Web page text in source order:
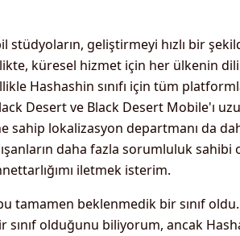
stüdyoların, geliştirmeyi hızlı bir
küresel hizmet için her ülkenin
Hashashin sınıfı için tüm
Desert ve Black Desert Mobile'ı
sahip lokalizasyon departmanı da
daha fazla sorumluluk sahibi
iletmek isterim.
tamamen beklenmedik bir sınıf oldu.
sınıf olduğunu biliyorum, ancak